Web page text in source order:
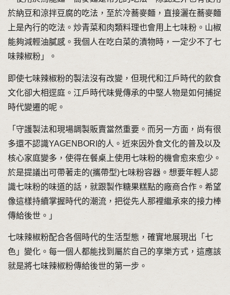
於納豆和涼拌豆腐的吃法，至於冷蕎麥麵，直接灑在蕎麥麵
上是內行的吃法。炒青菜和肉類料理也會用上七味粉。山椒
能夠減輕油膩感。我個人在吃白菜的漬物時，一定少不了七
味辣椒粉」。
即使七味辣椒粉的製法沒有改變，但現代和江戶時代的飲食
文化卻大相逕庭。江戶時代味覺傳承的中堅人物是如何捕捉
時代變遷的呢。
「守護製法和現場調製販賣當然重要。而另一方面，尚有很
多還不認識YAGENBORI的人。近來因外食文化的普及以及
核心家庭變多，使得在餐桌上使用七味粉的機會愈來愈少。
於是提議出可帶著走的(攜帶型)七味粉容器。想要年輕人認
識七味粉的味道的話，就跟製作糖果糕點的廠商合作。希望
像這樣持續掌握時代的潮流，把從先人那裡繼承來的接力棒
傳給後世。」
七味辣椒粉配合各個時代的生活型態，確實地展現出「七
色」變化。每一個人都能找到屬於自己的享樂方式，這應該
就是將七味辣椒粉傳給後世的第一步。